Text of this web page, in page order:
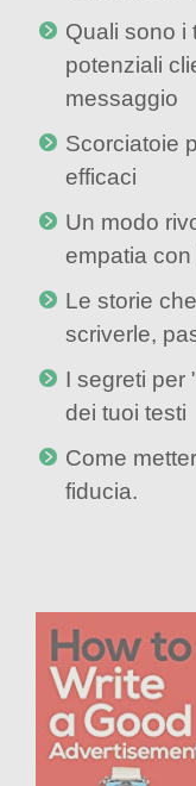
Quali sono i
potenziali
messaggio
Scorciatoie
efficaci
Un modo
empatia
Le storie
scriverle,
I segreti per
dei tuoi testi
Come
fiducia.